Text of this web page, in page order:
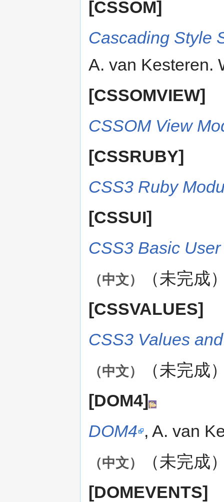
[CSSOM]
Cascading Style
A. van Kesteren.
[CSSOMVIEW]
CSSOM View
[CSSRUBY]
CSS3 Ruby
[CSSUI]
CSS3 Basic
（中文）
（未完成
[CSSVALUES]
CSS3 Values
（中文）
（未完成
[DOM4]
DOM4 , A. van
（中文）
（未完成
[DOMEVENTS]